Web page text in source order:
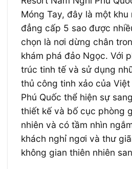
Móng Tay, đây là một
đẳng cấp 5 sao được
chọn là nơi dừng chân
khám phá đảo Ngọc. Với
trúc tinh tế và sử dụng
thủ công tinh xảo của
Phú Quốc thể hiện sự
thiết kế và bố cục phòng
nhiên và có tầm nhìn
khách nghỉ ngơi và thư
không gian thiên nhiên